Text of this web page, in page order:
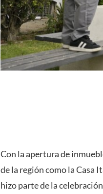
Con la apertura de
de la región como la Casa
hizo parte de la